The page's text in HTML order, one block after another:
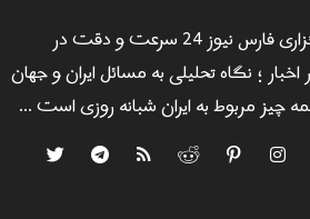
خبرگزاری فارس نیوز 24 سرعت و دقت در
اخبار ؛ نگاه تحلیلی به مسائل ایران و جهان
چیز مربوط به ایران شبانه روزی است ...